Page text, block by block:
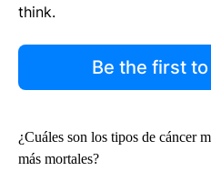
think.
Be the first
¿Cuáles son los tipos de cáncer
más mortales?